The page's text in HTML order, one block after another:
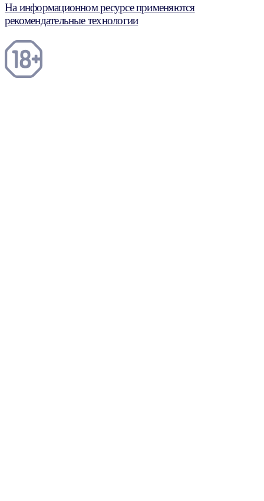
На информационном ресурсе применяются
рекомендательные технологии